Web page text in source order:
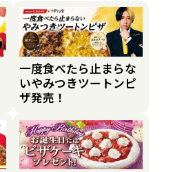
一度食べたら止まらな
いやみつきツートンピ
ザ発売！